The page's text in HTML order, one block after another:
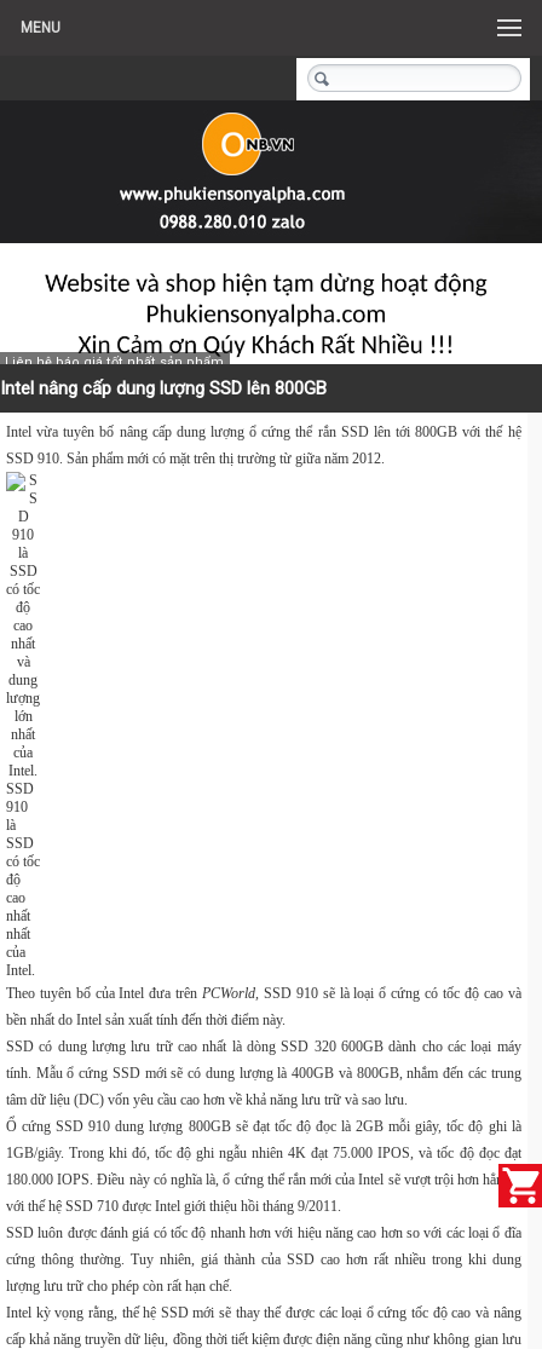
MENU
Liên hệ báo giá tốt nhất sản phẩm
Intel nâng cấp dung lượng SSD lên 800GB
Intel vừa tuyên bố nâng cấp dung lượng ổ cứng thể rắn SSD lên tới 800GB với thế hệ
SSD 910. Sản phẩm mới có mặt trên thị trường từ giữa năm 2012.
SSD
910
là
SSD
có tốc
độ
cao
nhất
nhất
của
Intel.
Theo tuyên bố của Intel đưa trênPCWorld, SSD 910 sẽ là loại ổ cứng có tốc độ cao và
bền nhất do Intel sản xuất tính đến thời điểm này.
SSD có dung lượng lưu trữ cao nhất là dòng SSD 320 600GB dành cho các loại máy
tính. Mẫu ổ cứng SSD mới sẽ có dung lượng là 400GB và 800GB, nhắm đến các trung
tâm dữ liệu (DC) vốn yêu cầu cao hơn về khả năng lưu trữ và sao lưu.
Ổ cứng SSD 910 dung lượng 800GB sẽ đạt tốc độ đọc là 2GB mỗi giây, tốc độ ghi là
1GB/giây. Trong khi đó, tốc độ ghi ngẫu nhiên 4K đạt 75.000 IPOS, và tốc độ đọc đạt
180.000 IOPS. Điều này có nghĩa là, ổ cứng thể rắn mới của Intel sẽ vượt trội hơn hẳn so
với thế hệ SSD 710 được Intel giới thiệu hồi tháng 9/2011.
SSD luôn được đánh giá có tốc độ nhanh hơn với hiệu năng cao hơn so với các loại ổ đĩa
cứng thông thường. Tuy nhiên, giá thành của SSD cao hơn rất nhiều trong khi dung
lượng lưu trữ cho phép còn rất hạn chế.
Intel kỳ vọng rằng, thế hệ SSD mới sẽ thay thế được các loại ổ cứng tốc độ cao và nâng
cấp khả năng truyền dữ liệu, đồng thời tiết kiệm được điện năng cũng như không gian lưu